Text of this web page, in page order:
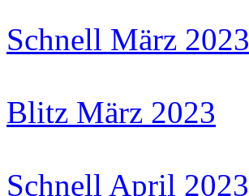
Schnell März 2023
Blitz März 2023
Schnell April 2023